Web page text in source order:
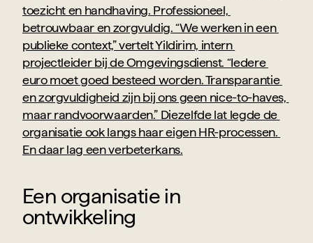
toezicht en handhaving. Professioneel,
betrouwbaar en zorgvuldig. “We werken in een
publieke context,” vertelt Yildirim, intern
projectleider bij de Omgevingsdienst. “Iedere
euro moet goed besteed worden. Transparantie
en zorgvuldigheid zijn bij ons geen nice-to-haves,
maar randvoorwaarden.” Diezelfde lat legde de
organisatie ook langs haar eigen HR-processen.
En daar lag een verbeterkans.
Een organisatie in
ontwikkeling